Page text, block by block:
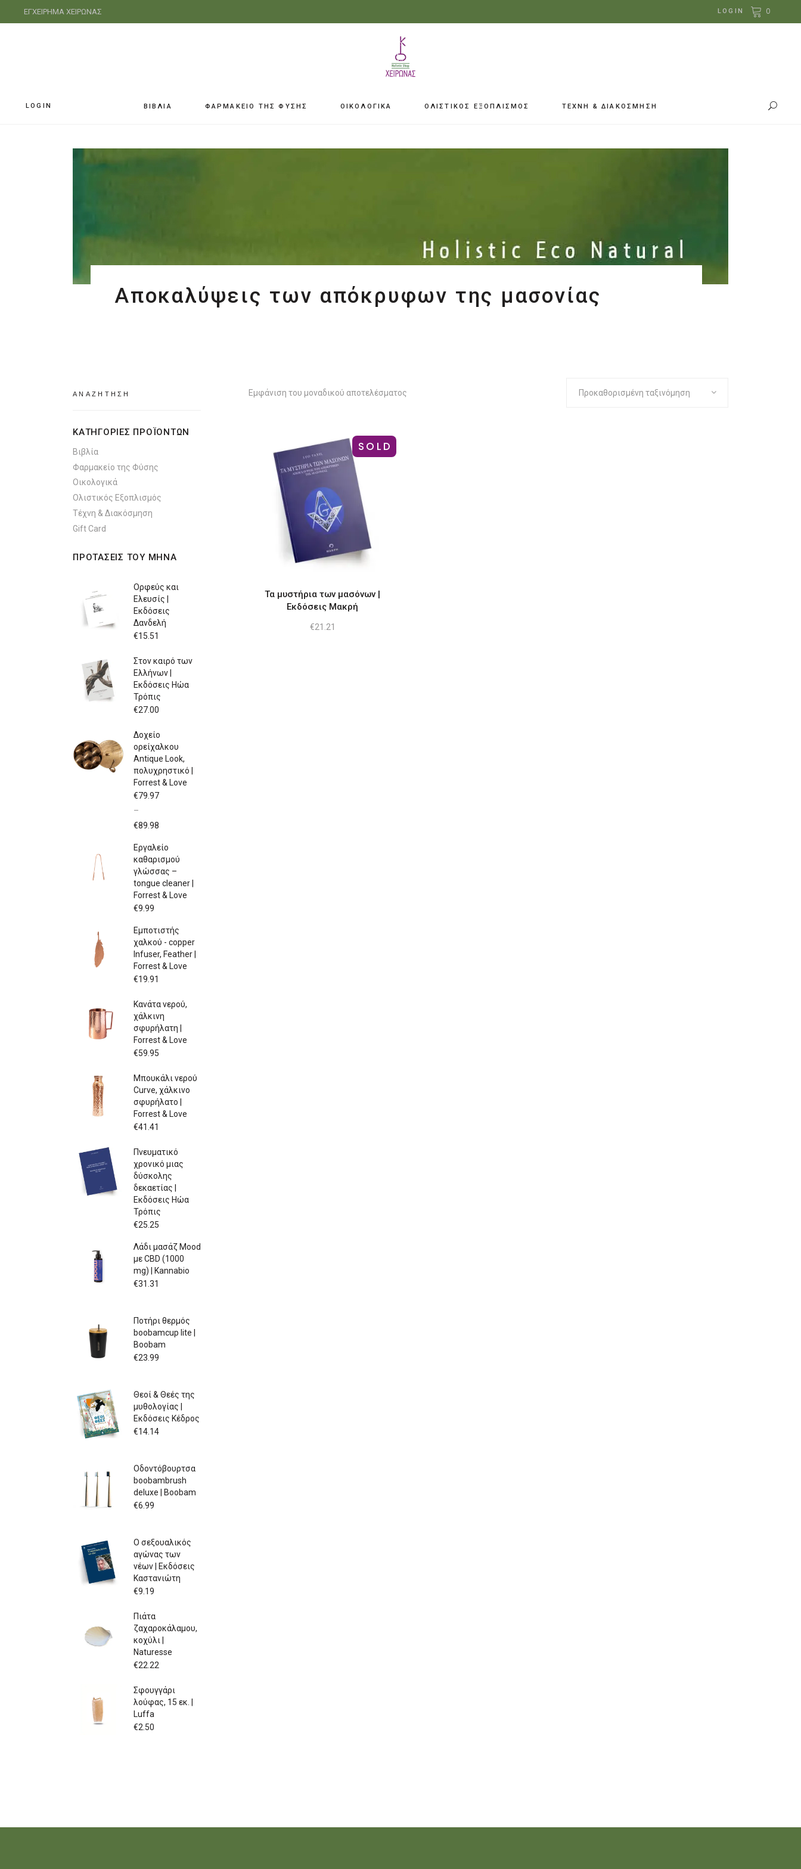
ΕΓΧΕΙΡΗΜΑ ΧΕΙΡΩΝΑΣ LOGIN 0
LOGIN ΒΙΒΛΙΑ ΦΑΡΜΑΚΕΙΟ ΤΗΣ ΦΥΣΗΣ ΟΙΚΟΛΟΓΙΚΑ ΟΛΙΣΤΙΚΟΣ ΕΞΟΠΛΙΣΜΟΣ ΤΕΧΝΗ & ΔΙΑΚΟΣΜΗΣΗ
Αποκαλύψεις των απόκρυφων της μασονίας
Εμφάνιση του μοναδικού αποτελέσματος Προκαθορισμένη ταξινόμηση
SOLD
Τα μυστήρια των μασόνων |
Εκδόσεις Μακρή
€21.21
for:
ΚΑΤΗΓΟΡΙΕΣ ΠΡΟΪΟΝΤΩΝ
Βιβλία
Φαρμακείο της Φύσης
Οικολογικά
Ολιστικός Εξοπλισμός
Τέχνη & Διακόσμηση
Gift Card
ΠΡΟΤΑΣΕΙΣ ΤΟΥ ΜΗΝΑ
Ορφεύς και
Ελευσίς |
Εκδόσεις
Δανδελή
€15.51
Στον καιρό των
Ελλήνων |
Εκδόσεις Ηώα
Τρόπις
€27.00
Δοχείο
ορείχαλκου
Antique Look,
πολυχρηστικό |
Forrest & Love
€79.97
–
€89.98
Εργαλείο
καθαρισμού
γλώσσας –
tongue cleaner |
Forrest & Love
€9.99
Εμποτιστής
χαλκού - copper
Infuser, Feather |
Forrest & Love
€19.91
Κανάτα νερού,
χάλκινη
σφυρήλατη |
Forrest & Love
€59.95
Μπουκάλι νερού
Curve, χάλκινο
σφυρήλατο |
Forrest & Love
€41.41
Πνευματικό
χρονικό μιας
δύσκολης
δεκαετίας |
Εκδόσεις Ηώα
Τρόπις
€25.25
Λάδι μασάζ Mood
με CBD (1000
mg) | Kannabio
€31.31
Ποτήρι θερμός
boobamcup lite |
Boobam
€23.99
Θεοί & Θεές της
μυθολογίας |
Εκδόσεις Κέδρος
€14.14
Οδοντόβουρτσα
boobambrush
deluxe | Boobam
€6.99
Ο σεξουαλικός
αγώνας των
νέων | Εκδόσεις
Καστανιώτη
€9.19
Πιάτα
ζαχαροκάλαμου,
κοχύλι |
Naturesse
€22.22
Σφουγγάρι
λούφας, 15 εκ. |
Luffa
€2.50